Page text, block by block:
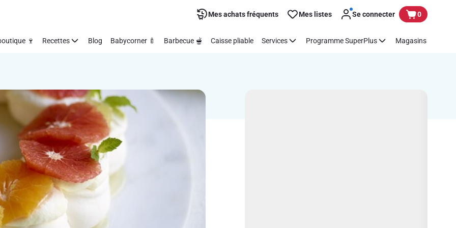
Mes achats fréquents Mes listes Se connecter 0
🍷 Recettes Blog Babycorner 🍼 Barbecue 🫕 Caisse pliable Services Programme SuperPlus Magasins